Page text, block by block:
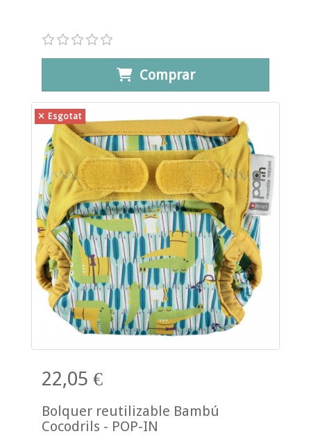
Comprar
Esgotat
22,05 €
Bolquer reutilizable Bambú
Cocodrils - POP-IN